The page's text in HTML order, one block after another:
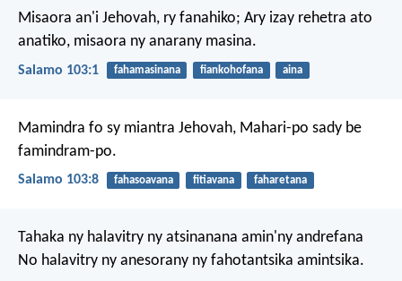
Misaora an'i Jehovah, ry fanahiko; Ary izay rehetra ato
anatiko, misaora ny anarany masina.
Salamo 103:1 fahamasinana fiankohofana aina
Mamindra fo sy miantra Jehovah, Mahari-po sady be
famindram-po.
Salamo 103:8 fahasoavana fitiavana faharetana
Tahaka ny halavitry ny atsinanana amin'ny andrefana
No halavitry ny anesorany ny fahotantsika amintsika.